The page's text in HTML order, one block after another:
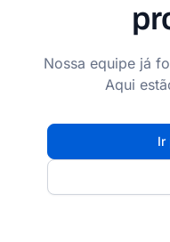
Nossa equipe já
Aqui
Ir